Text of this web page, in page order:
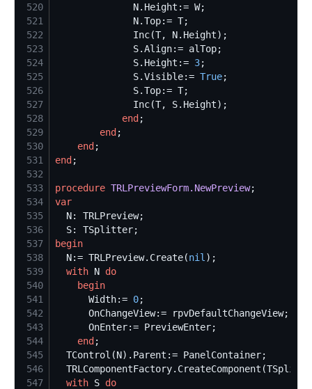
520
521
522
523
524
              S.Height:=
3
525
              S.Visible:=
True
526
527
528
end
529
end
530
end
531
end
532
533
procedure TRLPreviewForm.NewPreview
534
var
535
536
537
begin
538
  N:= TRLPreview.Create(
nil
539
with N do
540
begin
541
      Width:=
0
542
543
544
end
545
546
547
with S do